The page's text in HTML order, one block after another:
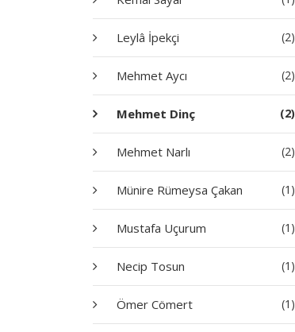
Leylâ İpekçi (2)
Mehmet Aycı (2)
Mehmet Dinç (2)
Mehmet Narlı (2)
Münire Rümeysa Çakan (1)
Mustafa Uçurum (1)
Necip Tosun (1)
Ömer Cömert (1)